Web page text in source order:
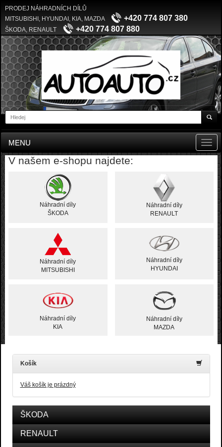
PRODEJ NÁHRADNÍCH DÍLŮ
MITSUBISHI, HYUNDAI, KIA, MAZDA
+420 774 807 380
ŠKODA, RENAULT +420 774 807 880
MENU
V našem e-shopu najdete:
Náhradní díly
ŠKODA
Náhradní díly
RENAULT
Náhradní díly
MITSUBISHI
Náhradní díly
HYUNDAI
Náhradní díly
KIA
Náhradní díly
MAZDA
Košík
Váš košík je prázdný
ŠKODA
RENAULT